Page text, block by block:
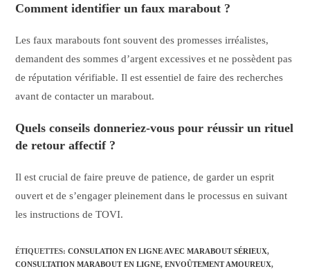
Comment identifier un faux marabout ?
Les faux marabouts font souvent des promesses irréalistes,
demandent des sommes d’argent excessives et ne possèdent pas
de réputation vérifiable. Il est essentiel de faire des recherches
avant de contacter un marabout.
Quels conseils donneriez-vous pour réussir un rituel
de retour affectif ?
Il est crucial de faire preuve de patience, de garder un esprit
ouvert et de s’engager pleinement dans le processus en suivant
les instructions de TOVI.
ÉTIQUETTES:CONSULATION EN LIGNE AVEC MARABOUT SÉRIEUX,
CONSULTATION MARABOUT EN LIGNE, ENVOÛTEMENT AMOUREUX,